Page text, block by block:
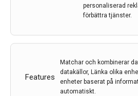
personaliserad
förbättra tjänster.
Features
Matchar och kombinerar
datakällor, Länka olika
enheter baserat på
automatiskt.